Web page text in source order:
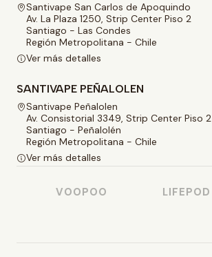
Santivape San Carlos de Apoquindo
Av. La Plaza 1250, Strip Center Piso 2
Santiago - Las Condes
Región Metropolitana - Chile
Ver más detalles
SANTIVAPE PEÑALOLEN
Santivape Peñalolen
Av. Consistorial 3349, Strip Center Piso 2
Santiago - Peñalolén
Región Metropolitana - Chile
Ver más detalles
VOOPOO LIFEPOD